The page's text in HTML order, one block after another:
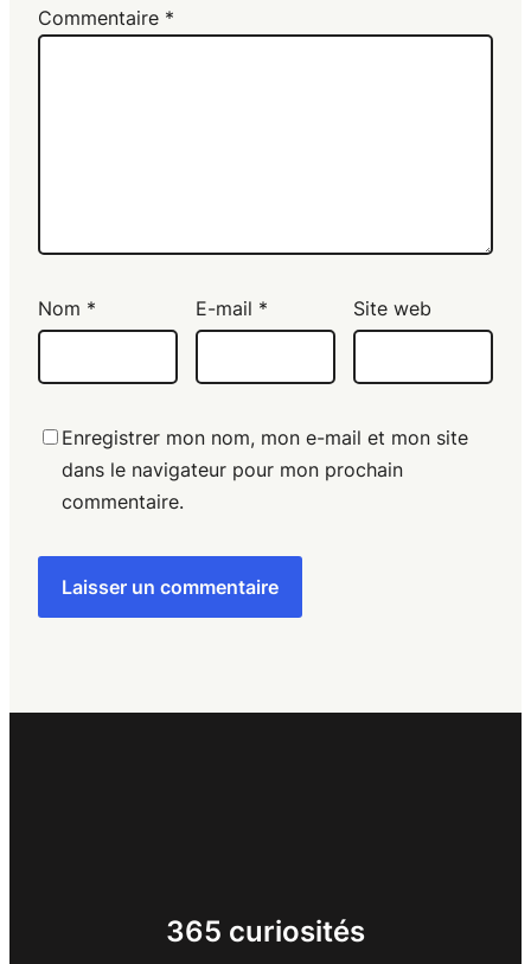
Commentaire *
Nom * E-mail * Site web
Enregistrer mon nom, mon e-mail et mon site
dans le navigateur pour mon prochain
commentaire.
365 curiosités